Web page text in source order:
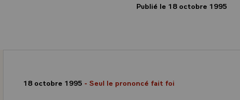
Publié le 18 octobre 1995
18 octobre 1995 - Seul le prononcé fait foi